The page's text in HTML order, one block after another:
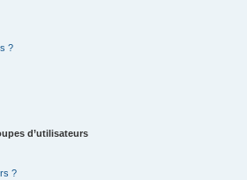
?
d’utilisateurs
?